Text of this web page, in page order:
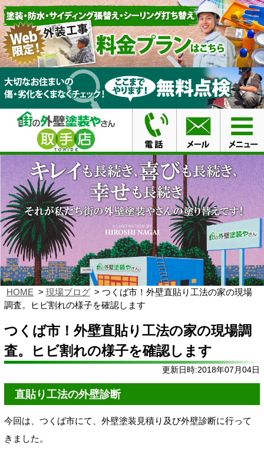
HOME 現場ブログ
つくば市！外壁直貼り工法の家の現場
調査。ヒビ割れの様子を確認します
つくば市！外壁直貼り工法の家の現場調
査。ヒビ割れの様子を確認します
更新日時:2018年07月04日
直貼り工法の外壁診断
今回は、つくば市にて、外壁塗装見積り及び外壁診断に行って
きました。